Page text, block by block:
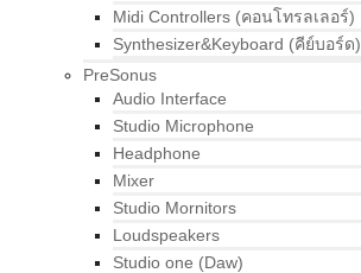
Midi Controllers (คอนโทรลเลอร์)
Synthesizer&Keyboard (คีย์บอร์ด)
PreSonus
Audio Interface
Studio Microphone
Headphone
Mixer
Studio Mornitors
Loudspeakers
Studio one (Daw)